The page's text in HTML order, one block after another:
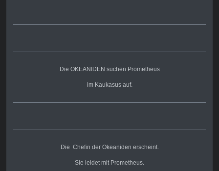
Die OKEANIDEN suchen Prometheus
im Kaukasus auf.
Die Chefin der Okeaniden erscheint.
Sie leidet mit Prometheus.